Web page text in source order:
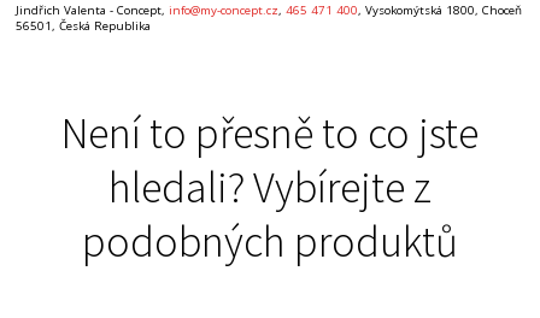
Jindřich Valenta - Concept, info@my-concept.cz,465 471 400, Vysokomýtská 1800, Choceň
56501, Česká Republika
Není to přesně to co jste
hledali? Vybírejte z
podobných produktů